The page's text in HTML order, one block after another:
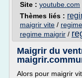
Site : youtube.com
Thèmes liés :
maigrir vite /
regime maigrir /
Maigrir du
Alors pour maigrir